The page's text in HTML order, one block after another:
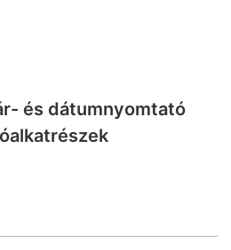
és dátumnyomtató